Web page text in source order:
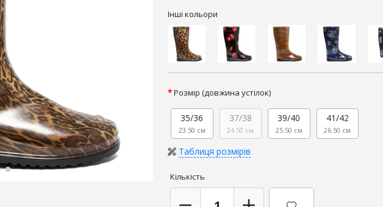
Інші кольори
Розмір (довжина устілок)
35/36
23.50 см
37/38
24.50 см
39/40
25.50 см
41/42
26.50 см
Таблиця розмірів
Кількість